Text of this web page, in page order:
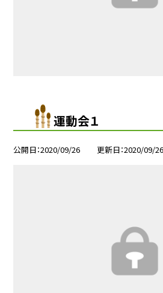
運動会１
公開日 2020/09/26 更新日 2020/09/26